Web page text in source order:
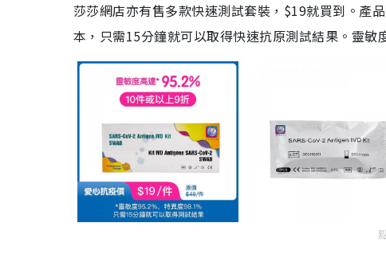
莎莎網店亦有售多款快速測試套裝，$19就買到。
本，只需15分鐘就可以取得快速抗原測試結果。靈敏